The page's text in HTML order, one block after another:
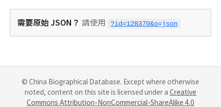
需要原始 JSON？ 請使用 ?id=128370&o=json
© China Biographical Database. Except where otherwise
noted, content on this site is licensed under a Creative
Commons Attribution-NonCommercial-ShareAlike 4.0